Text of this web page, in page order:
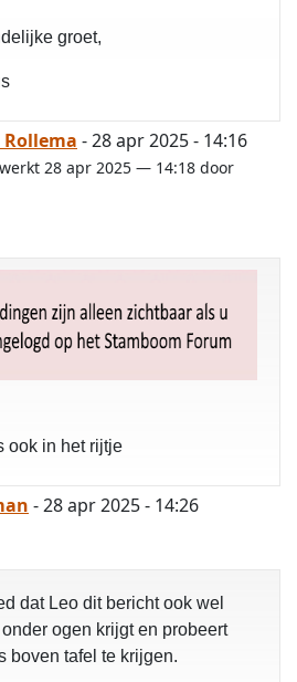
groet,
Rollema - 28 apr 2025 - 14:16
28 apr 2025 — 14:18 door
ook in het rijtje
- 28 apr 2025 - 14:26
dat Leo dit bericht ook wel
ogen krijgt en probeert
boven tafel te krijgen.